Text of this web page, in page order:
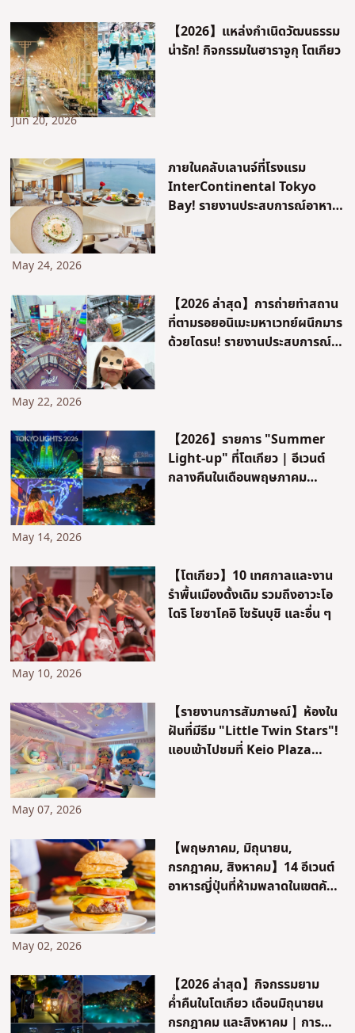
【2026】แหล่งกำเนิดวัฒนธรรม
น่ารัก! กิจกรรมในฮาราจูกุ โตเกียว
Jun 20, 2026
ภายในคลับเลานจ์ที่โรงแรม
InterContinental Tokyo
Bay! รายงานประสบการณ์อาหาร
May 24, 2026
【2026 ล่าสุด】การถ่ายทำสถาน
ที่ตามรอยอนิเมะมหาเวทย์ผนึกมาร
ด้วยโดรน! รายงานประสบการณ์
May 22, 2026
【2026】รายการ "Summer
Light-up" ที่โตเกียว | อีเวนต์
กลางคืนในเดือนพฤษภาคม
May 14, 2026
【โตเกียว】10 เทศกาลและงาน
รำพื้นเมืองดั้งเดิม รวมถึงอาวะโอ
โดริ โยซาโคอิ โซรันบุชิ และอื่น ๆ
May 10, 2026
【รายงานการสัมภาษณ์】ห้องใน
ฝันที่มีธีม "Little Twin Stars"!
แอบเข้าไปชมที่ Keio Plaza
May 07, 2026
【พฤษภาคม, มิถุนายน,
กรกฎาคม, สิงหาคม】14 อีเวนต์
อาหารญี่ปุ่นที่ห้ามพลาดในเขตคัน
May 02, 2026
【2026 ล่าสุด】กิจกรรมยาม
ค่ำคืนในโตเกียว เดือนมิถุนายน
กรกฎาคม และสิงหาคม | การ